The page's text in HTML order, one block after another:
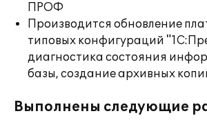
ПРОФ
Производится обновление
типовых конфигураций
диагностика состояния
базы, создание архивных
Выполнены следующие